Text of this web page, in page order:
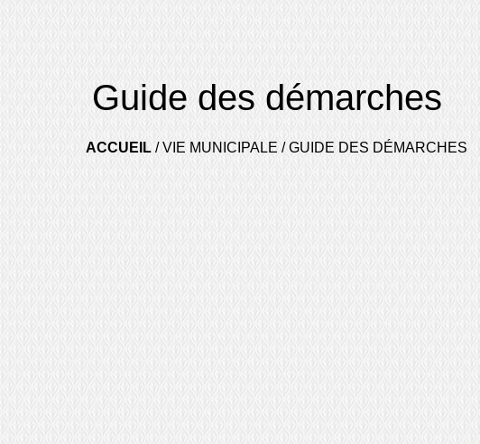
Guide des démarches
ACCUEIL/VIE MUNICIPALE /GUIDE DES DÉMARCHES